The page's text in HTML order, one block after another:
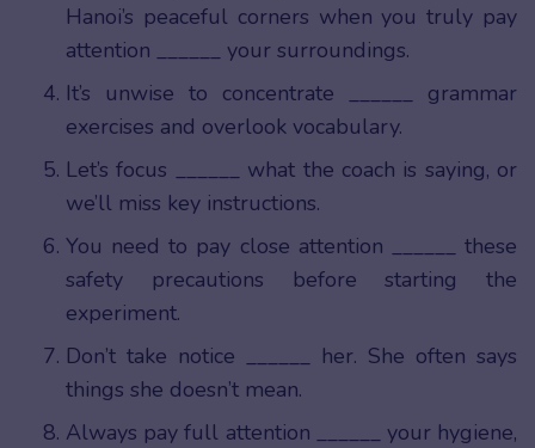
Hanoi’s peaceful corners when you truly pay
attention ______ your surroundings.
It’s unwise to concentrate ______ grammar
exercises and overlook vocabulary.
Let’s focus ______ what the coach is saying, or
we’ll miss key instructions.
You need to pay close attention ______ these
safety precautions before starting the
experiment.
Don’t take notice ______ her. She often says
things she doesn’t mean.
Always pay full attention ______ your hygiene,